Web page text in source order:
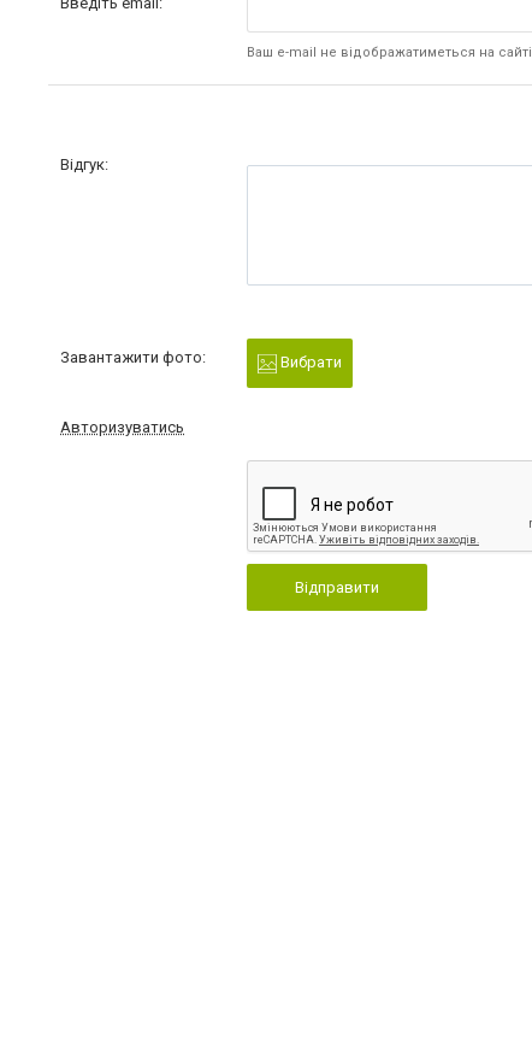
Ваш e-mail не відображатиметься на сайті
Відгук:
Завантажити фото: Вибрати
Авторизуватись
Відправити